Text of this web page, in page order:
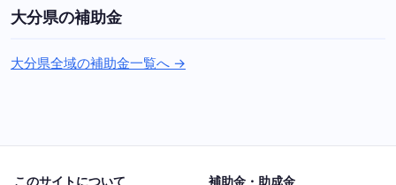
大分県の補助金
大分県全域の補助金一覧へ →
このサイトについて 補助金・助成金